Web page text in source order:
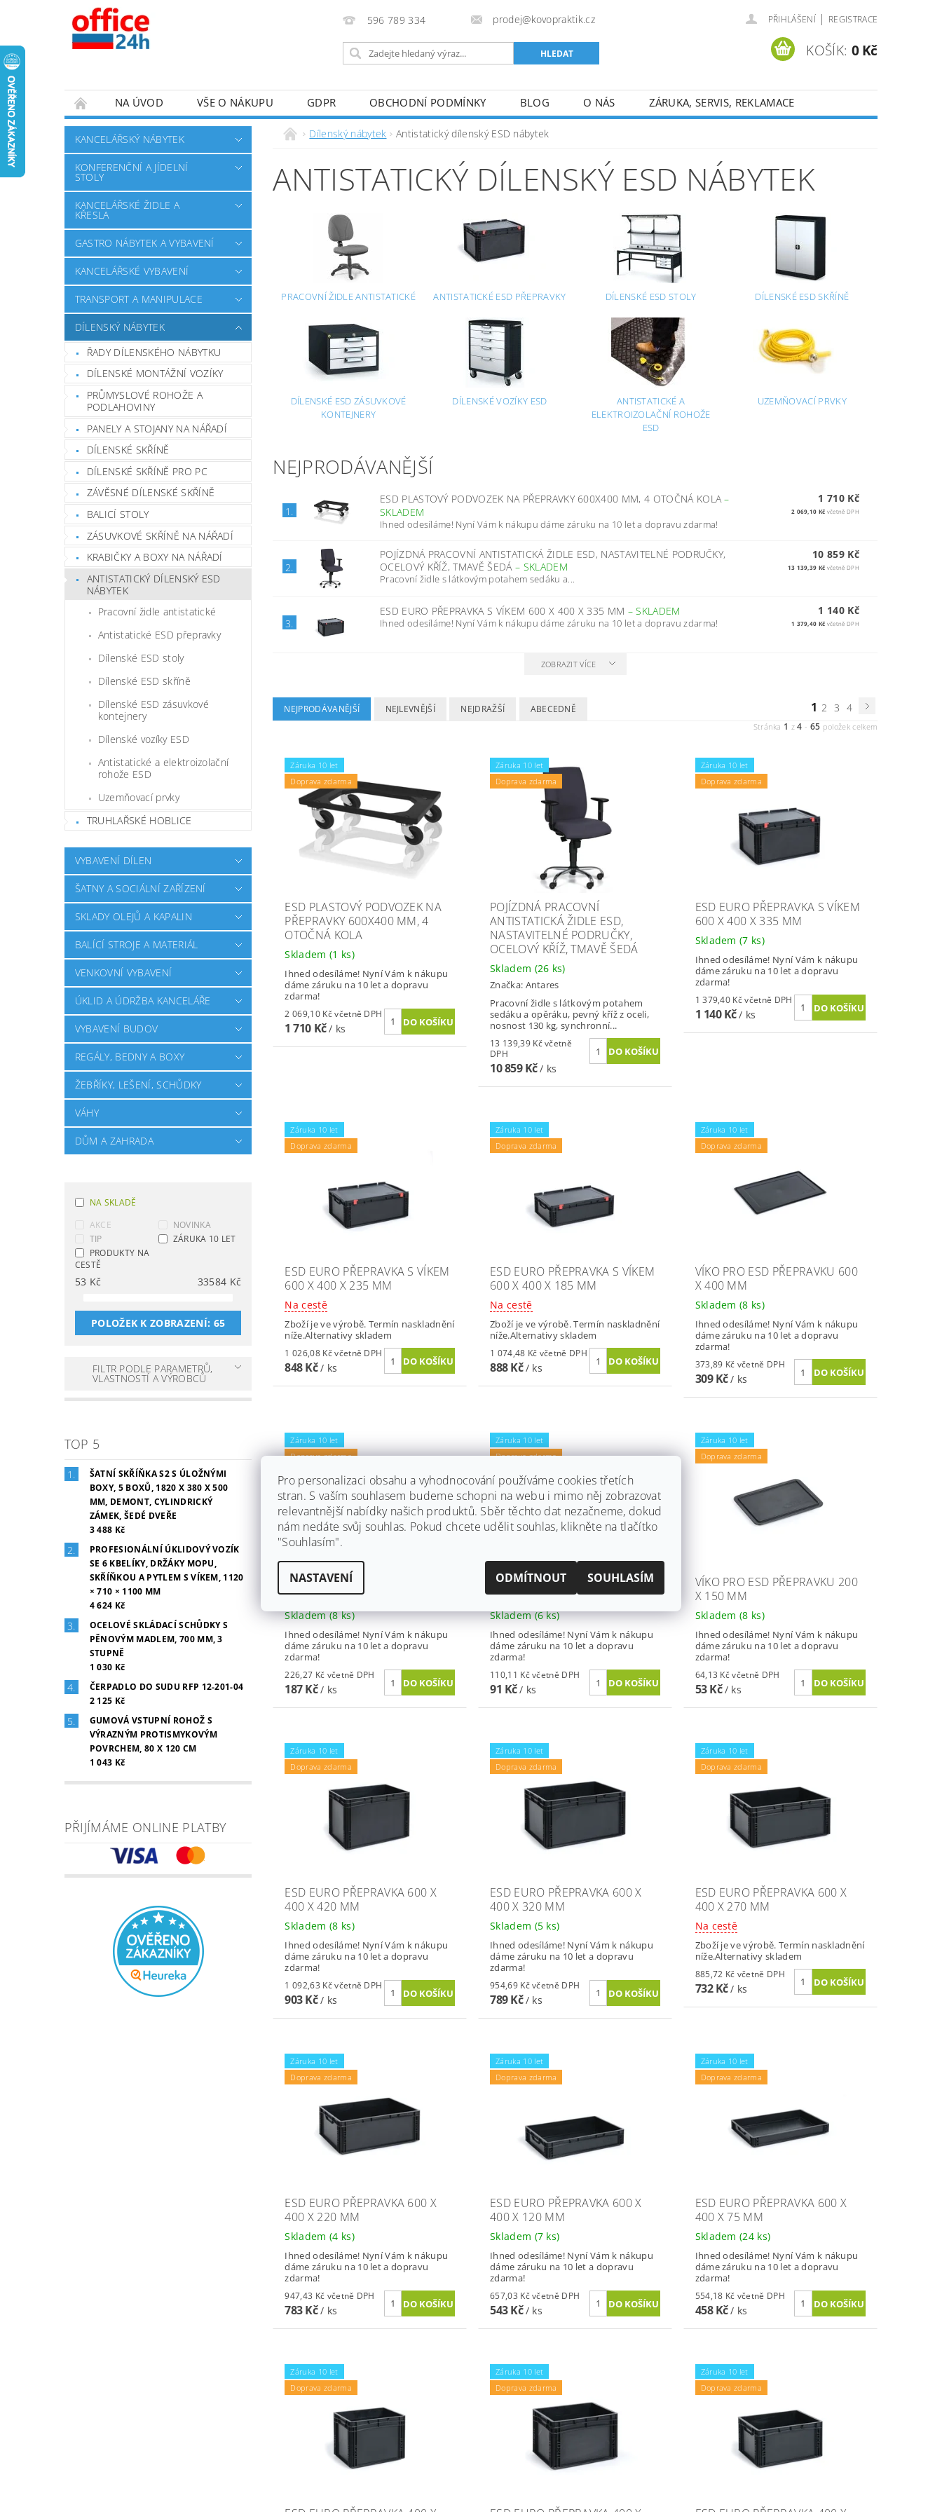
596 789 334 prodej@kovopraktik.cz PŘIHLÁŠENÍ | REGISTRACE
KOŠÍK: 0 Kč
NA ÚVOD VŠE O NÁKUPU GDPR OBCHODNÍ PODMÍNKY BLOG O NÁS ZÁRUKA, SERVIS, REKLAMACE
KANCELÁŘSKÝ NÁBYTEK
KONFERENČNÍ A JÍDELNÍ
STOLY
KANCELÁŘSKÉ ŽIDLE A
KŘESLA
GASTRO NÁBYTEK A VYBAVENÍ
KANCELÁŘSKÉ VYBAVENÍ
TRANSPORT A MANIPULACE
DÍLENSKÝ NÁBYTEK
ŘADY DÍLENSKÉHO NÁBYTKU
DÍLENSKÉ MONTÁŽNÍ VOZÍKY
PRŮMYSLOVÉ ROHOŽE A
PODLAHOVINY
PANELY A STOJANY NA NÁŘADÍ
DÍLENSKÉ SKŘÍNĚ
DÍLENSKÉ SKŘÍNĚ PRO PC
ZÁVĚSNÉ DÍLENSKÉ SKŘÍNĚ
BALICÍ STOLY
ZÁSUVKOVÉ SKŘÍNĚ NA NÁŘADÍ
KRABIČKY A BOXY NA NÁŘADÍ
ANTISTATICKÝ DÍLENSKÝ ESD
NÁBYTEK
Pracovní židle antistatické
Antistatické ESD přepravky
Dílenské ESD stoly
Dílenské ESD skříně
Dílenské ESD zásuvkové
kontejnery
Dílenské vozíky ESD
Antistatické a elektroizolační
rohože ESD
Uzemňovací prvky
TRUHLAŘSKÉ HOBLICE
VYBAVENÍ DÍLEN
ŠATNY A SOCIÁLNÍ ZAŘÍZENÍ
SKLADY OLEJŮ A KAPALIN
BALÍCÍ STROJE A MATERIÁL
VENKOVNÍ VYBAVENÍ
ÚKLID A ÚDRŽBA KANCELÁŘE
VYBAVENÍ BUDOV
REGÁLY, BEDNY A BOXY
ŽEBŘÍKY, LEŠENÍ, SCHŮDKY
VÁHY
DŮM A ZAHRADA
NA SKLADĚ
AKCE
NOVINKA
TIP
ZÁRUKA 10 LET
PRODUKTY NA
CESTĚ
53 Kč 33584 Kč
POLOŽEK K ZOBRAZENÍ: 65
FILTR PODLE PARAMETRŮ,
VLASTNOSTÍ A VÝROBCŮ
TOP 5
ŠATNÍ SKŘÍŇKA S2 S ÚLOŽNÝMI
BOXY, 5 BOXŮ, 1820 X 380 X 500
MM, DEMONT, CYLINDRICKÝ
ZÁMEK, ŠEDÉ DVEŘE
3 488 Kč
PROFESIONÁLNÍ ÚKLIDOVÝ VOZÍK
SE 6 KBELÍKY, DRŽÁKY MOPU,
SKŘÍŇKOU A PYTLEM S VÍKEM, 1120
× 710 × 1100 MM
4 624 Kč
OCELOVÉ SKLÁDACÍ SCHŮDKY S
PĚNOVÝM MADLEM, 700 MM, 3
STUPNĚ
1 030 Kč
ČERPADLO DO SUDU RFP 12-201-04
2 125 Kč
GUMOVÁ VSTUPNÍ ROHOŽ S
VÝRAZNÝM PROTISMYKOVÝM
POVRCHEM, 80 X 120 CM
1 043 Kč
PŘIJÍMÁME ONLINE PLATBY
Dílenský nábytek Antistatický dílenský ESD nábytek
ANTISTATICKÝ DÍLENSKÝ ESD NÁBYTEK
PRACOVNÍ ŽIDLE ANTISTATICKÉ ANTISTATICKÉ ESD PŘEPRAVKY DÍLENSKÉ ESD STOLY DÍLENSKÉ ESD SKŘÍNĚ
DÍLENSKÉ ESD ZÁSUVKOVÉ
KONTEJNERY
DÍLENSKÉ VOZÍKY ESD
ANTISTATICKÉ A
ELEKTROIZOLAČNÍ ROHOŽE
ESD
UZEMŇOVACÍ PRVKY
NEJPRODÁVANĚJŠÍ
1.
ESD PLASTOVÝ PODVOZEK NA PŘEPRAVKY 600X400 MM, 4 OTOČNÁ KOLA–
SKLADEM
Ihned odesíláme! Nyní Vám k nákupu dáme záruku na 10 let a dopravu zdarma!
1 710 Kč
2 069,10 Kč včetně DPH
2.
POJÍZDNÁ PRACOVNÍ ANTISTATICKÁ ŽIDLE ESD, NASTAVITELNÉ PODRUČKY,
OCELOVÝ KŘÍŽ, TMAVĚ ŠEDÁ – SKLADEM
Pracovní židle s látkovým potahem sedáku a...
10 859 Kč
13 139,39 Kč včetně DPH
3.
ESD EURO PŘEPRAVKA S VÍKEM 600 X 400 X 335 MM –SKLADEM
Ihned odesíláme! Nyní Vám k nákupu dáme záruku na 10 let a dopravu zdarma!
1 140 Kč
1 379,40 Kč včetně DPH
ZOBRAZIT VÍCE
NEJPRODÁVANĚJŠÍ NEJLEVNĚJŠÍ NEJDRAŽŠÍ ABECEDNĚ 1 2 3 4
Stránka 1 z4 - 65 položek celkem
Záruka 10 let
Doprava zdarma
ESD PLASTOVÝ PODVOZEK NA
PŘEPRAVKY 600X400 MM, 4
OTOČNÁ KOLA
Skladem (1 ks)
Ihned odesíláme! Nyní Vám k nákupu
dáme záruku na 10 let a dopravu
zdarma!
2 069,10 Kč včetně DPH
1 710 Kč/ ks
Záruka 10 let
Doprava zdarma
POJÍZDNÁ PRACOVNÍ
ANTISTATICKÁ ŽIDLE ESD,
NASTAVITELNÉ PODRUČKY,
OCELOVÝ KŘÍŽ, TMAVĚ ŠEDÁ
Skladem (26 ks)
Značka: Antares
Pracovní židle s látkovým potahem
sedáku a opěráku, pevný kříž z oceli,
nosnost 130 kg, synchronní...
13 139,39 Kč včetně
DPH
10 859 Kč/ ks
Záruka 10 let
Doprava zdarma
ESD EURO PŘEPRAVKA S VÍKEM
600 X 400 X 335 MM
Skladem(7 ks)
Ihned odesíláme! Nyní Vám k nákupu
dáme záruku na 10 let a dopravu
zdarma!
1 379,40 Kč včetně DPH
1 140 Kč/ ks
Záruka 10 let
Doprava zdarma
ESD EURO PŘEPRAVKA S VÍKEM
600 X 400 X 235 MM
Na cestě
Zboží je ve výrobě. Termín naskladnění
níže.Alternativy skladem
1 026,08 Kč včetně DPH
848 Kč/ ks
Záruka 10 let
Doprava zdarma
ESD EURO PŘEPRAVKA S VÍKEM
600 X 400 X 185 MM
Na cestě
Zboží je ve výrobě. Termín naskladnění
níže.Alternativy skladem
1 074,48 Kč včetně DPH
888 Kč/ ks
Záruka 10 let
Doprava zdarma
VÍKO PRO ESD PŘEPRAVKU 600
X 400 MM
Skladem(8 ks)
Ihned odesíláme! Nyní Vám k nákupu
dáme záruku na 10 let a dopravu
zdarma!
373,89 Kč včetně DPH
309 Kč/ ks
Záruka 10 let
Doprava zdarma
VÍKO PRO ESD PŘEPRAVKU 400
X 300 MM
Skladem(8 ks)
Ihned odesíláme! Nyní Vám k nákupu
dáme záruku na 10 let a dopravu
zdarma!
226,27 Kč včetně DPH
187 Kč/ ks
Záruka 10 let
Doprava zdarma
VÍKO PRO ESD PŘEPRAVKU 300
X 200 MM
Skladem(6 ks)
Ihned odesíláme! Nyní Vám k nákupu
dáme záruku na 10 let a dopravu
zdarma!
110,11 Kč včetně DPH
91 Kč/ ks
Záruka 10 let
Doprava zdarma
VÍKO PRO ESD PŘEPRAVKU 200
X 150 MM
Skladem(8 ks)
Ihned odesíláme! Nyní Vám k nákupu
dáme záruku na 10 let a dopravu
zdarma!
64,13 Kč včetně DPH
53 Kč/ ks
Záruka 10 let
Doprava zdarma
ESD EURO PŘEPRAVKA 600 X
400 X 420 MM
Skladem (8 ks)
Ihned odesíláme! Nyní Vám k nákupu
dáme záruku na 10 let a dopravu
zdarma!
1 092,63 Kč včetně DPH
903 Kč/ ks
Záruka 10 let
Doprava zdarma
ESD EURO PŘEPRAVKA 600 X
400 X 320 MM
Skladem (5 ks)
Ihned odesíláme! Nyní Vám k nákupu
dáme záruku na 10 let a dopravu
zdarma!
954,69 Kč včetně DPH
789 Kč/ ks
Záruka 10 let
Doprava zdarma
ESD EURO PŘEPRAVKA 600 X
400 X 270 MM
Na cestě
Zboží je ve výrobě. Termín naskladnění
níže.Alternativy skladem
885,72 Kč včetně DPH
732 Kč/ ks
Záruka 10 let
Doprava zdarma
ESD EURO PŘEPRAVKA 600 X
400 X 220 MM
Skladem (4 ks)
Ihned odesíláme! Nyní Vám k nákupu
dáme záruku na 10 let a dopravu
zdarma!
947,43 Kč včetně DPH
783 Kč/ ks
Záruka 10 let
Doprava zdarma
ESD EURO PŘEPRAVKA 600 X
400 X 120 MM
Skladem (7 ks)
Ihned odesíláme! Nyní Vám k nákupu
dáme záruku na 10 let a dopravu
zdarma!
657,03 Kč včetně DPH
543 Kč/ ks
Záruka 10 let
Doprava zdarma
ESD EURO PŘEPRAVKA 600 X
400 X 75 MM
Skladem(24 ks)
Ihned odesíláme! Nyní Vám k nákupu
dáme záruku na 10 let a dopravu
zdarma!
554,18 Kč včetně DPH
458 Kč/ ks
Záruka 10 let
Doprava zdarma
Záruka 10 let
Doprava zdarma
Záruka 10 let
Doprava zdarma
Pro personalizaci obsahu a vyhodnocování používáme cookies třetích
stran. S vaším souhlasem budeme schopni na webu i mimo něj zobrazovat
relevantnější nabídky našich produktů. Sběr těchto dat nezačneme, dokud
nám nedáte svůj souhlas. Pokud chcete udělit souhlas, klikněte na tlačítko
"Souhlasím".
NASTAVENÍ ODMÍTNOUT SOUHLASÍM